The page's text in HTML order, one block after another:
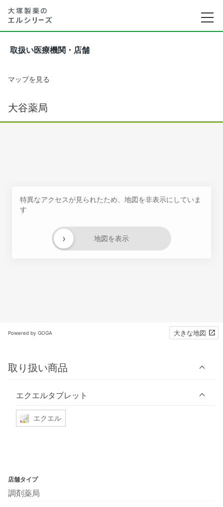
取扱い医療機関・店舗
マップを見る
大谷薬局
特異なアクセスが見られたため、地図を非表示にしていま
す
地図を表示
›
Powered by GOGA 大きな地図
取り扱い商品
エクエルタブレット
エクエル
店舗タイプ
調剤薬局